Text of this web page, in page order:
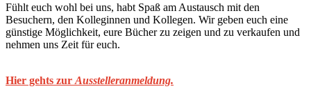
Fühlt euch wohl bei uns, habt Spaß am Austausch mit den
Besuchern, den Kolleginnen und Kollegen. Wir geben euch eine
günstige Möglichkeit, eure Bücher zu zeigen und zu verkaufen und
nehmen uns Zeit für euch.
Hier gehts zur Ausstelleranmeldung.